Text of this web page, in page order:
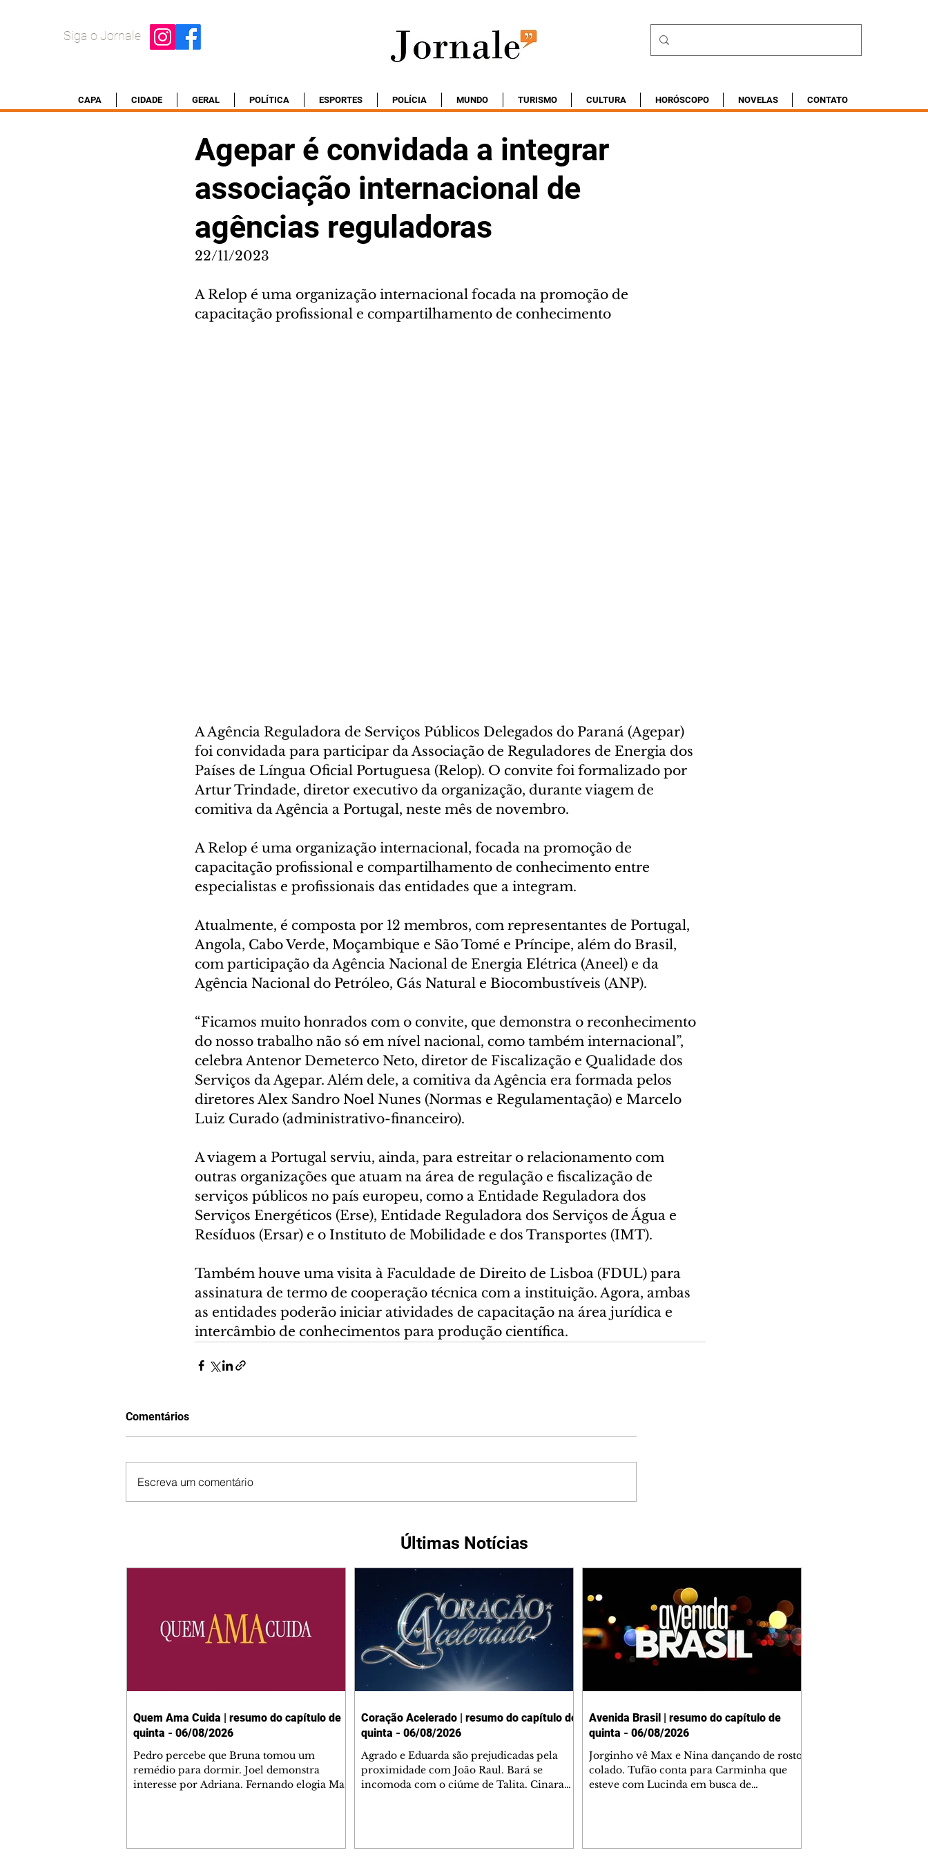
Siga o Jornale
CAPA CIDADE GERAL POLÍTICA ESPORTES POLÍCIA MUNDO TURISMO CULTURA HORÓSCOPO NOVELAS CONTATO
Agepar é convidada a integrar
associação internacional de
agências reguladoras
22/11/2023
A Relop é uma organização internacional focada na promoção de
capacitação profissional e compartilhamento de conhecimento
A Agência Reguladora de Serviços Públicos Delegados do Paraná (Agepar)
foi convidada para participar da Associação de Reguladores de Energia dos
Países de Língua Oficial Portuguesa (Relop). O convite foi formalizado por
Artur Trindade, diretor executivo da organização, durante viagem de
comitiva da Agência a Portugal, neste mês de novembro.
A Relop é uma organização internacional, focada na promoção de
capacitação profissional e compartilhamento de conhecimento entre
especialistas e profissionais das entidades que a integram.
Atualmente, é composta por 12 membros, com representantes de Portugal,
Angola, Cabo Verde, Moçambique e São Tomé e Príncipe, além do Brasil,
com participação da Agência Nacional de Energia Elétrica (Aneel) e da
Agência Nacional do Petróleo, Gás Natural e Biocombustíveis (ANP).
“Ficamos muito honrados com o convite, que demonstra o reconhecimento
do nosso trabalho não só em nível nacional, como também internacional”,
celebra Antenor Demeterco Neto, diretor de Fiscalização e Qualidade dos
Serviços da Agepar. Além dele, a comitiva da Agência era formada pelos
diretores Alex Sandro Noel Nunes (Normas e Regulamentação) e Marcelo
Luiz Curado (administrativo-financeiro).
A viagem a Portugal serviu, ainda, para estreitar o relacionamento com
outras organizações que atuam na área de regulação e fiscalização de
serviços públicos no país europeu, como a Entidade Reguladora dos
Serviços Energéticos (Erse), Entidade Reguladora dos Serviços de Água e
Resíduos (Ersar) e o Instituto de Mobilidade e dos Transportes (IMT).
Também houve uma visita à Faculdade de Direito de Lisboa (FDUL) para
assinatura de termo de cooperação técnica com a instituição. Agora, ambas
as entidades poderão iniciar atividades de capacitação na área jurídica e
intercâmbio de conhecimentos para produção científica.
Comentários
Escreva um comentário
Últimas Notícias
Quem Ama Cuida | resumo do capítulo de
quinta - 06/08/2026
Pedro percebe que Bruna tomou um
remédio para dormir. Joel demonstra
interesse por Adriana. Fernando elogia Mau
Coração Acelerado | resumo do capítulo de
quinta - 06/08/2026
Agrado e Eduarda são prejudicadas pela
proximidade com João Raul. Bará se
incomoda com o ciúme de Talita. Cinara
Avenida Brasil | resumo do capítulo de
quinta - 06/08/2026
Jorginho vê Max e Nina dançando de rosto
colado. Tufão conta para Carminha que
esteve com Lucinda em busca de